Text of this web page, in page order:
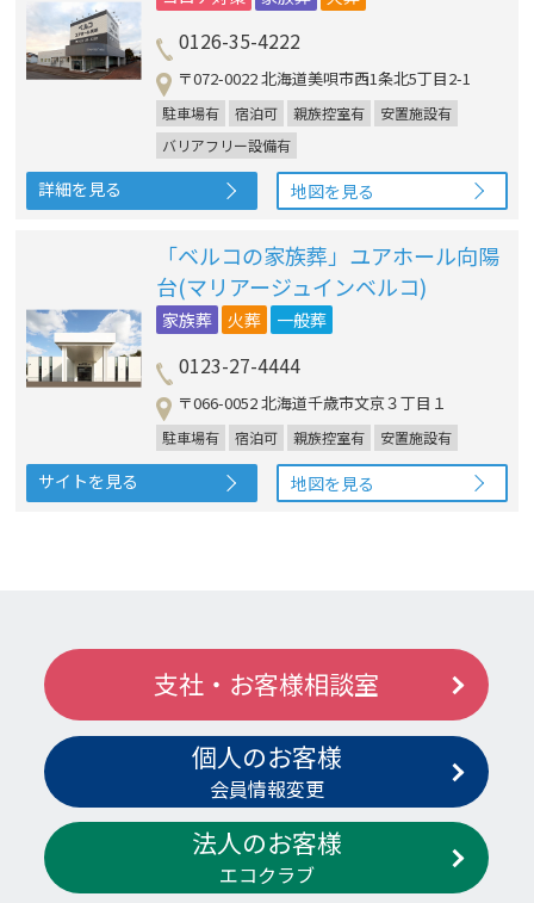
0126-35-4222
〒072-0022 北海道美唄市西1条北5丁目2-1
駐車場有 宿泊可 親族控室有
安置施設有
バリアフリー設備有
詳細を見る 地図を見る
「ベルコの家族葬」ユアホール向陽
台(マリアージュインベルコ)
家族葬 火葬 一般葬
0123-27-4444
〒066-0052 北海道千歳市文京３丁目１
駐車場有 宿泊可 親族控室有 安置施設有
サイトを見る 地図を見る
支社・お客様相談室
個人のお客様
会員情報変更
法人のお客様
エコクラブ